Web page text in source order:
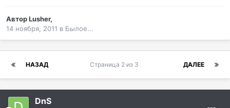
АвторLusher,
14 ноября, 2011 в Былое...
НАЗАД ДАЛЕЕ
Страница 2 из 3
DnS